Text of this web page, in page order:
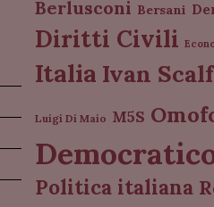
Berlusconi Bersani
Diritti Civili
Italia Ivan
Luigi Di Maio M5S
Politica italiana